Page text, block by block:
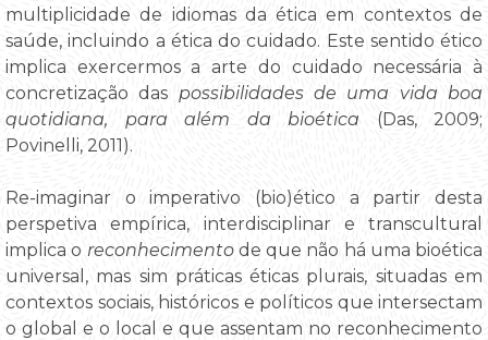
multiplicidade de idiomas da ética em contextos de
saúde, incluindo a ética do cuidado. Este sentido ético
implica exercermos a arte do cuidado necessária à
concretização das possibilidades de uma vida boa
quotidiana, para além da bioética (Das, 2009;
Povinelli, 2011).
Re-imaginar o imperativo (bio)ético a partir desta
perspetiva empírica, interdisciplinar e transcultural
implica o reconhecimentode que não há uma bioética
universal, mas sim práticas éticas plurais, situadas em
contextos sociais, históricos e políticos que intersectam
o global e o local e que assentam no reconhecimento